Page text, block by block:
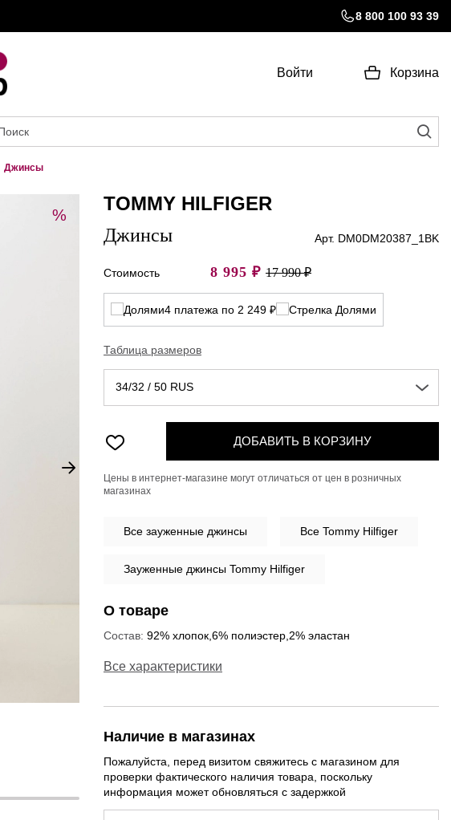
8 800 100 93 39
Войти Корзина
Джинсы
%
TOMMY HILFIGER
Джинсы Арт. DM0DM20387_1BK
Стоимость 8 995 ₽ 17 990 ₽
4 платежа по 2 249 ₽
Таблица размеров
34/32 / 50 RUS
ДОБАВИТЬ В КОРЗИНУ
Цены в интернет-магазине могут отличаться от цен в розничных
магазинах
Все зауженные джинсы Все Tommy Hilfiger
Зауженные джинсы Tommy Hilfiger
О товаре
Состав: 92% хлопок,6% полиэстер,2% эластан
Все характеристики
Наличие в магазинах
Пожалуйста, перед визитом свяжитесь с магазином для
проверки фактического наличия товара, поскольку
информация может обновляться с задержкой